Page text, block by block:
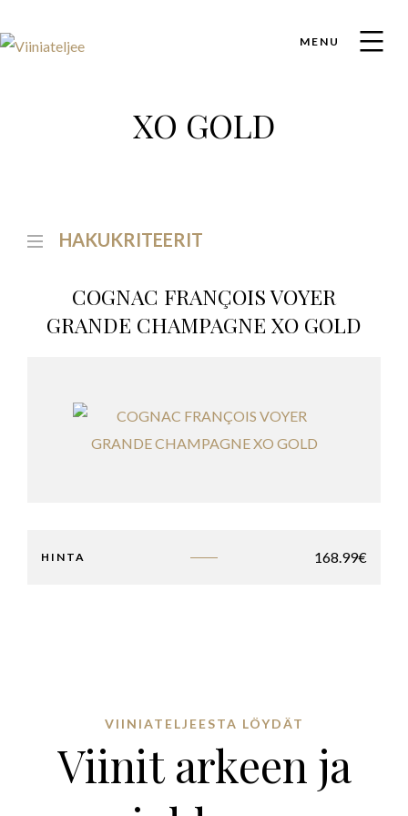
MENU
XO GOLD
HAKUKRITEERIT
COGNAC FRANÇOIS VOYER
GRANDE CHAMPAGNE XO GOLD
HINTA 168.99€
VIINIATELJEESTA LÖYDÄT
Viinit arkeen ja